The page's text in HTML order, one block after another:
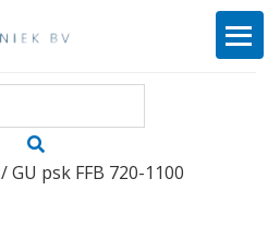
/ GU psk FFB 720-1100